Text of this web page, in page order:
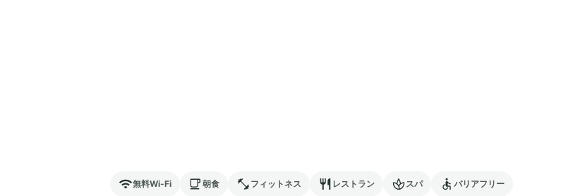
無料Wi-Fi 朝食 フィットネス レストラン スパ バリアフリー